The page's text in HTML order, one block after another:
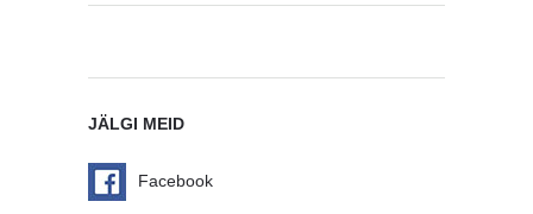
JÄLGI MEID
Facebook